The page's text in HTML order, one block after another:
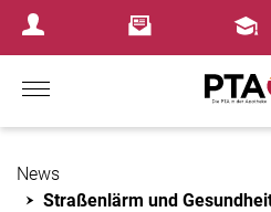
Login MenuNewsletter
News
Straßenlärm und